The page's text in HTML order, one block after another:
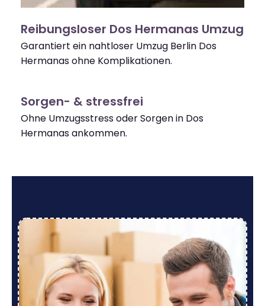
Reibungsloser Dos Hermanas Umzug
Garantiert ein nahtloser Umzug Berlin Dos
Hermanas ohne Komplikationen.
Sorgen- & stressfrei
Ohne Umzugsstress oder Sorgen in Dos
Hermanas ankommen.